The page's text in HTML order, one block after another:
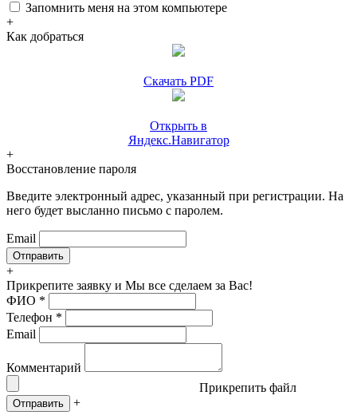
Запомнить меня на этом компьютере
+
Как добраться
Скачать PDF
Открыть в
Яндекс.Навигатор
+
Восстановление пароля
Введите электронный адрес, указанный при регистрации. На
него будет высланно письмо с паролем.
Email
+
Прикрепите заявку и Мы все сделаем за Вас!
ФИО *
Телефон *
Email
Комментарий
Прикрепить файл
Отправить +